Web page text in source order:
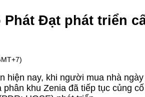
Phát Đạt phát triển
hiện nay, khi người mua nhà
khu Zenia đã tiếp tục củng